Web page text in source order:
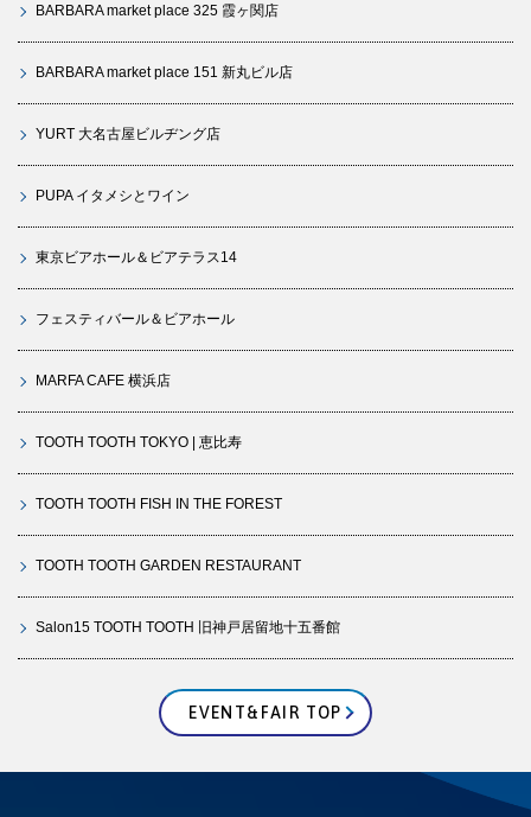
BARBARA market place 325 霞ヶ関店
BARBARA market place 151 新丸ビル店
YURT 大名古屋ビルヂング店
PUPA イタメシとワイン
東京ビアホール＆ビアテラス14
フェスティバール＆ビアホール
MARFA CAFE 横浜店
TOOTH TOOTH TOKYO | 恵比寿
TOOTH TOOTH FISH IN THE FOREST
TOOTH TOOTH GARDEN RESTAURANT
Salon15 TOOTH TOOTH 旧神戸居留地十五番館
EVENT&FAIR TOP